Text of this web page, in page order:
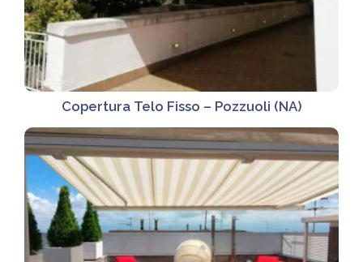
Copertura Telo Fisso – Pozzuoli (NA)